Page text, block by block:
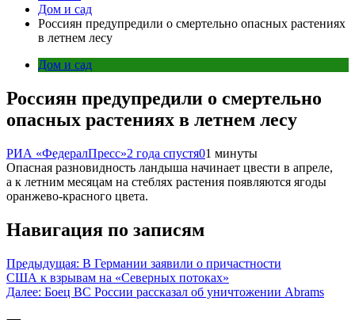
Дом и сад
Россиян предупредили о смертельно опасных растениях
в летнем лесу
Дом и сад
Россиян предупредили о смертельно
опасных растениях в летнем лесу
РИА «ФедералПресс»2 года спустя01 минуты
Опасная разновидность ландыша начинает цвести в апреле,
а к летним месяцам на стеблях растения появляются ягоды
оранжево-красного цвета.
Навигация по записям
Предыдущая: В Германии заявили о причастности
США к взрывам на «Северных потоках»
Далее: Боец ВС России рассказал об уничтожении Abrams